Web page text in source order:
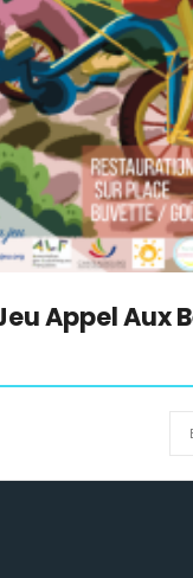
Appel Aux